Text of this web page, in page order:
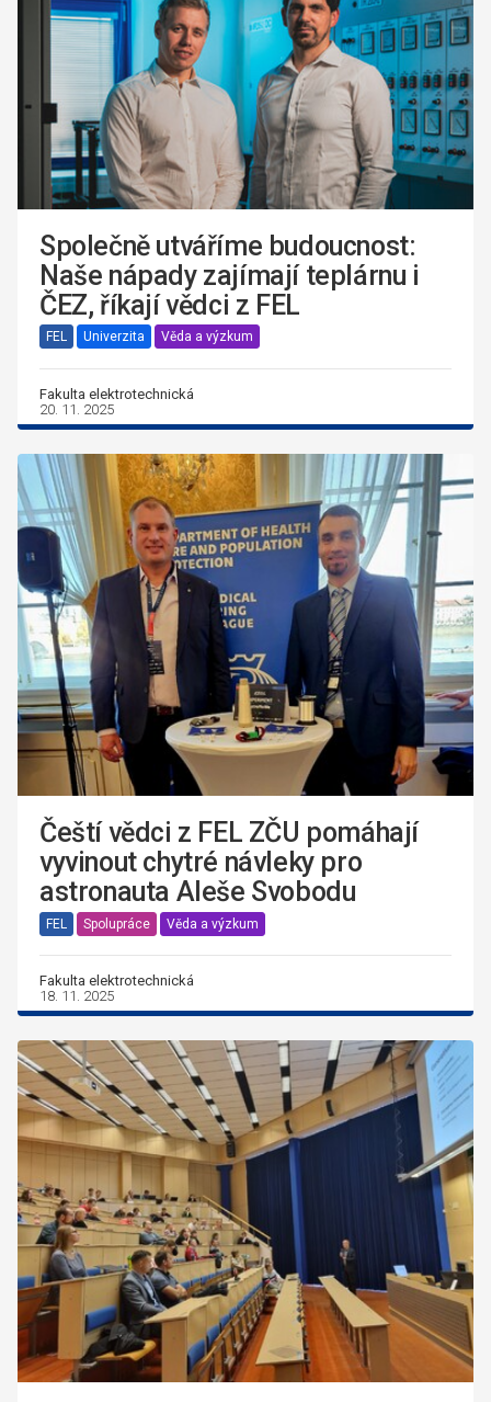
Společně utváříme budoucnost:
Naše nápady zajímají teplárnu i
ČEZ, říkají vědci z FEL
FEL Univerzita Věda a výzkum
Fakulta elektrotechnická
20. 11. 2025
Čeští vědci z FEL ZČU pomáhají
vyvinout chytré návleky pro
astronauta Aleše Svobodu
FEL Spolupráce Věda a výzkum
Fakulta elektrotechnická
18. 11. 2025